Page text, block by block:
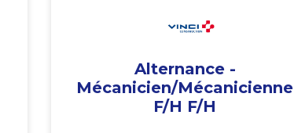
Alternance -
Mécanicien/Mécanicienne
F/H F/H